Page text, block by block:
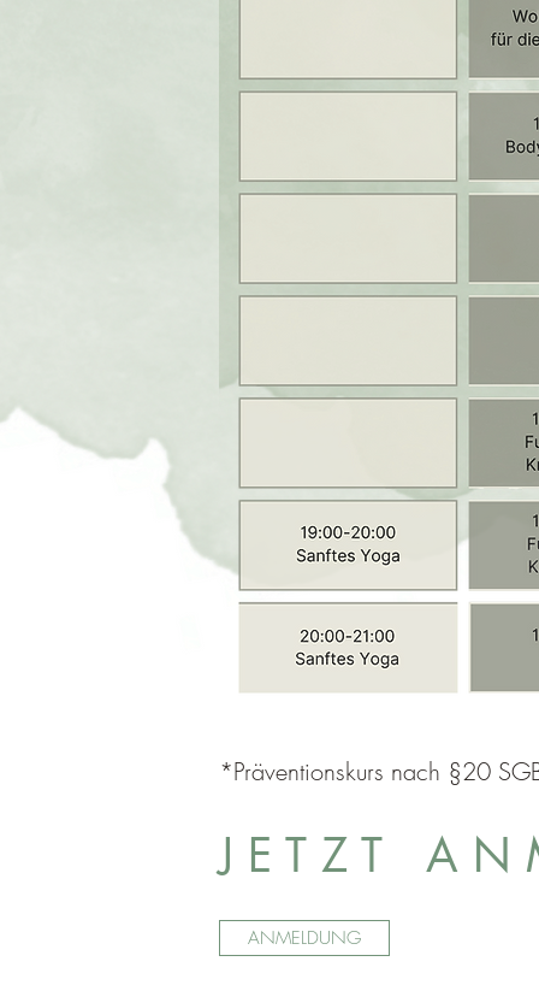
*Präventionskurs nach §20
J E T Z T A N
ANMELDUNG